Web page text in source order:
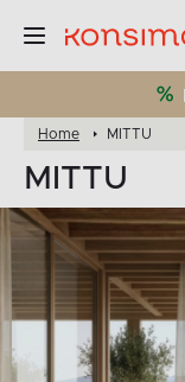
Home MITTU
MITTU